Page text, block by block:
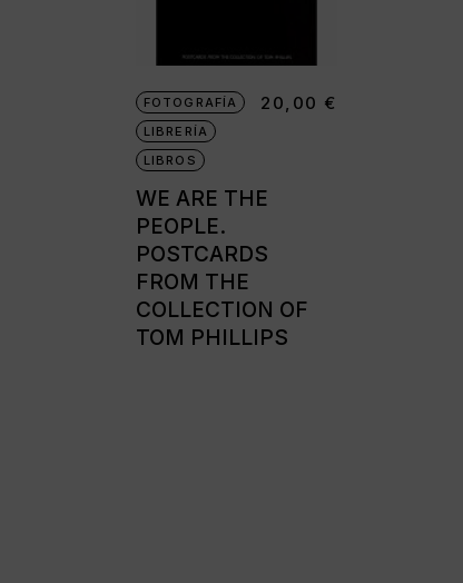
FOTOGRAFÍA
LIBRERÍA
LIBROS
WE ARE THE
PEOPLE.
POSTCARDS
FROM THE
COLLECTION OF
TOM PHILLIPS
20,00 €